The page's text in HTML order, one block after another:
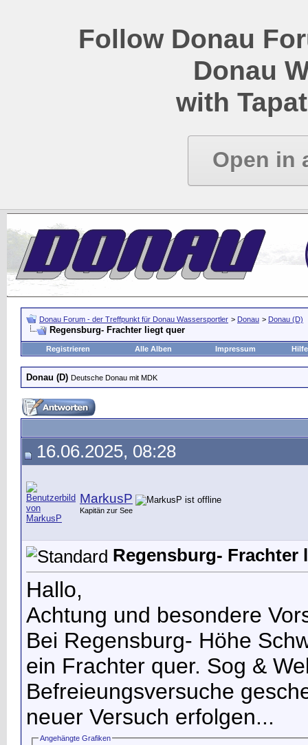
Follow Donau
Donau
with
Open in
Donau Forum - der Treffpunkt für Donau Wassersportler > Donau > Donau (D)
Regensburg- Frachter liegt quer
Registrieren Alle Alben Impressum Hilfe
Donau (D) Deutsche Donau mit MDK
16.06.2025, 08:28
MarkusP
Kapitän zur See
Regensburg- Frachter
Hallo,
Achtung und besondere
Bei Regensburg- Höhe
ein Frachter quer. Sog &
Befreieungsversuche
neuer Versuch erfolgen...
Angehängte Grafiken